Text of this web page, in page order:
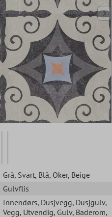
Grå, Svart, Blå, Oker, Beige
Gulvflis
Innendørs, Dusjvegg, Dusjgulv,
Vegg, Utvendig, Gulv, Baderom,